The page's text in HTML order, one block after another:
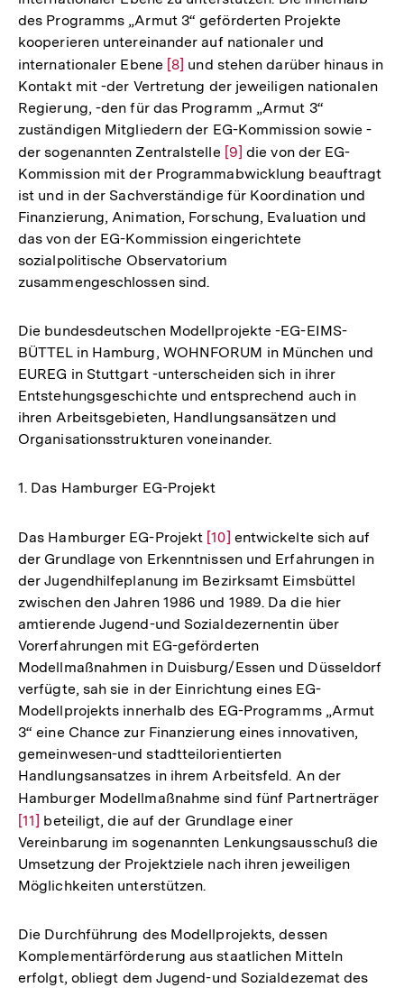
des Programms „Armut 3“ geförderten Projekte
kooperieren untereinander auf nationaler und
internationaler Ebene Zur
Auflösung
der
Fußnote
[8] und stehen darüber hinaus in
Kontakt mit -der Vertretung der jeweiligen nationalen
Regierung, -den für das Programm „Armut 3“
zuständigen Mitgliedern der EG-Kommission sowie -
der sogenannten Zentralstelle Zur
Auflösung
der
Fußnote
[9] die von der EG-
Kommission mit der Programmabwicklung beauftragt
ist und in der Sachverständige für Koordination und
Finanzierung, Animation, Forschung, Evaluation und
das von der EG-Kommission eingerichtete
sozialpolitische Observatorium
zusammengeschlossen sind.
Die bundesdeutschen Modellprojekte -EG-EIMS-
BÜTTEL in Hamburg, WOHNFORUM in München und
EUREG in Stuttgart -unterscheiden sich in ihrer
Entstehungsgeschichte und entsprechend auch in
ihren Arbeitsgebieten, Handlungsansätzen und
Organisationsstrukturen voneinander.
1. Das Hamburger EG-Projekt
Das Hamburger EG-Projekt Zur
Auflösung
der
Fußnote
[10] entwickelte sich auf
der Grundlage von Erkenntnissen und Erfahrungen in
der Jugendhilfeplanung im Bezirksamt Eimsbüttel
zwischen den Jahren 1986 und 1989. Da die hier
amtierende Jugend-und Sozialdezernentin über
Vorerfahrungen mit EG-geförderten
Modellmaßnahmen in Duisburg/Essen und Düsseldorf
verfügte, sah sie in der Einrichtung eines EG-
Modellprojekts innerhalb des EG-Programms „Armut
3“ eine Chance zur Finanzierung eines innovativen,
gemeinwesen-und stadtteilorientierten
Handlungsansatzes in ihrem Arbeitsfeld. An der
Hamburger Modellmaßnahme sind fünf Partnerträger
[11] beteiligt, die auf der Grundlage einer
Vereinbarung im sogenannten Lenkungsausschuß die
Umsetzung der Projektziele nach ihren jeweiligen
Möglichkeiten unterstützen.
Die Durchführung des Modellprojekts, dessen
Komplementärförderung aus staatlichen Mitteln
erfolgt, obliegt dem Jugend-und Sozialdezemat des